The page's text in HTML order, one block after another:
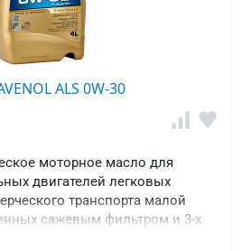
ALS 0W-30
моторное масло для
двигателей легковых
транспорта малой
сажевым фильтром и 3-х